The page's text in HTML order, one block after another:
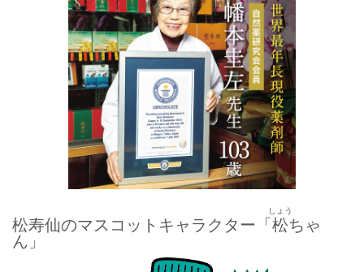
松寿仙のマスコットキャラクター「松
しょう
ちゃ
ん」